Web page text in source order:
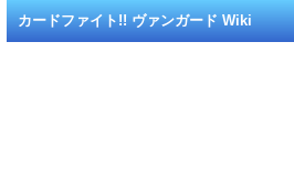
カードファイト!! ヴァンガード Wiki